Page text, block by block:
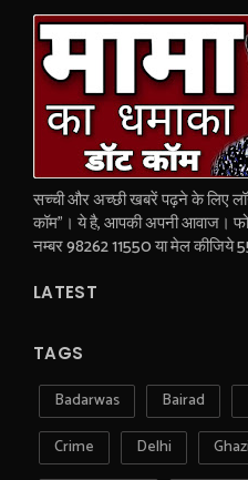
सच्ची और अच्छी खबरें पढ़ने के लिए
कॉम"। ये है, आपकी अपनी आवाज।
नम्बर 98262 11550 या मेल कीजिये
LATEST
TAGS
Badarwas Bairad
Crime
Delhi